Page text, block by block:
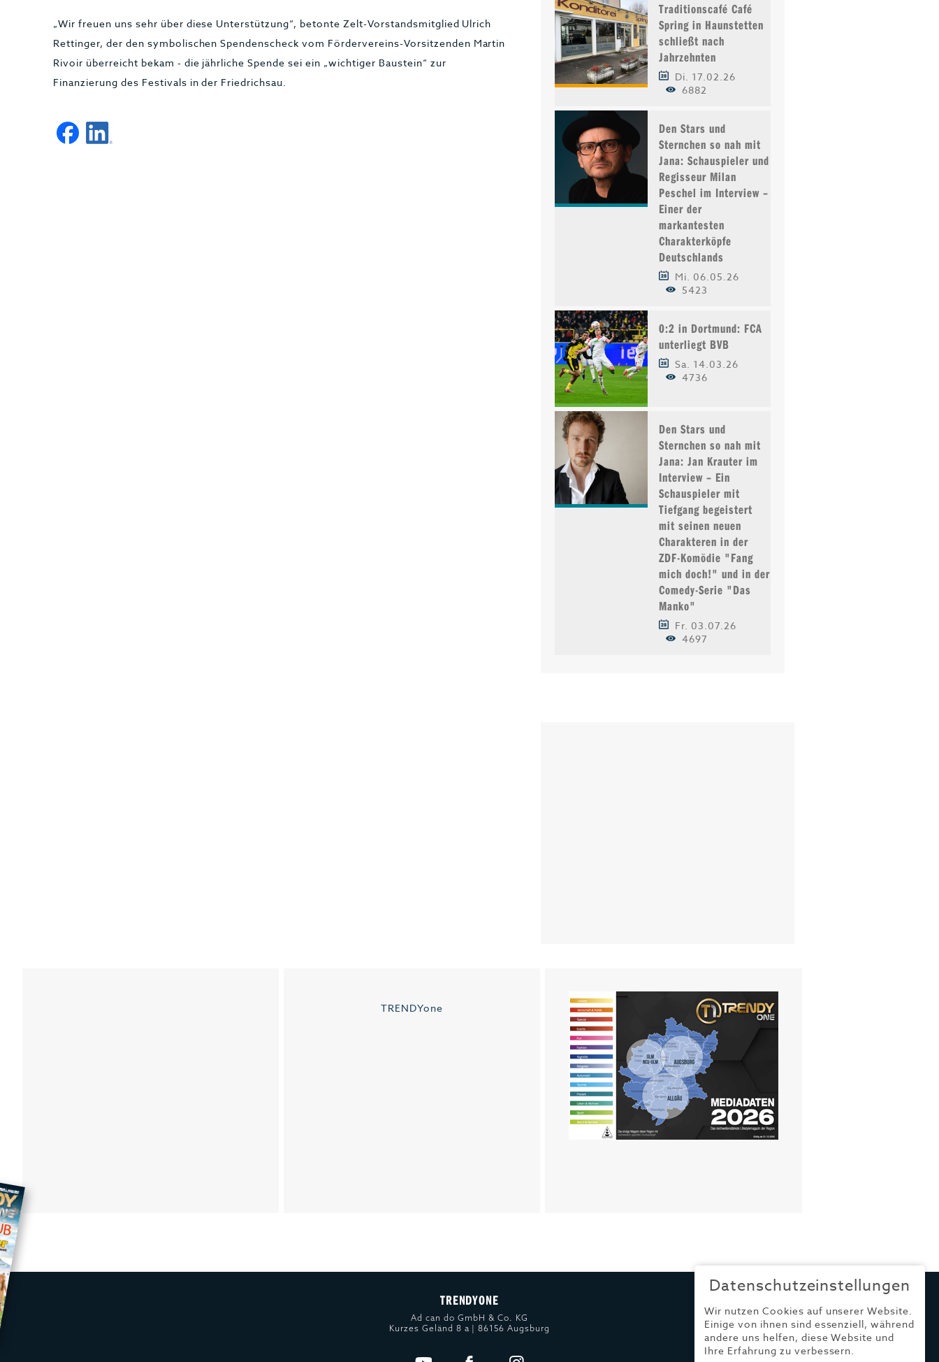
„Wir freuen uns sehr über diese Unterstützung“, betonte Zelt-Vorstandsmitglied Ulrich
Rettinger, der den symbolischen Spendenscheck vom Fördervereins-Vorsitzenden Martin
Rivoir überreicht bekam - die jährliche Spende sei ein „wichtiger Baustein“ zur
Finanzierung des Festivals in der Friedrichsau.
Traditionscafé Café
Spring in Haunstetten
schließt nach
Jahrzehnten
Di. 17.02.26
6882
Den Stars und
Sternchen so nah mit
Jana: Schauspieler und
Regisseur Milan
Peschel im Interview –
Einer der
markantesten
Charakterköpfe
Deutschlands
Mi. 06.05.26
5423
0:2 in Dortmund: FCA
unterliegt BVB
Sa. 14.03.26
4736
Den Stars und
Sternchen so nah mit
Jana: Jan Krauter im
Interview – Ein
Schauspieler mit
Tiefgang begeistert
mit seinen neuen
Charakteren in der
ZDF-Komödie "Fang
mich doch!" und in der
Comedy-Serie "Das
Manko"
Fr. 03.07.26
4697
TRENDYone
TRENDYONE
Ad can do GmbH & Co. KG
Kurzes Geländ 8 a | 86156 Augsburg
Datenschutzeinstellungen
Wir nutzen Cookies auf unserer Website.
Einige von ihnen sind essenziell, während
andere uns helfen, diese Website und
Ihre Erfahrung zu verbessern.